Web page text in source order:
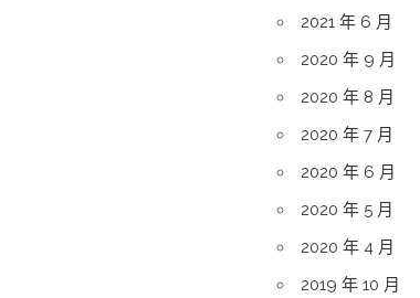
2021 年 6 月
2020 年 9 月
2020 年 8 月
2020 年 7 月
2020 年 6 月
2020 年 5 月
2020 年 4 月
2019 年 10 月